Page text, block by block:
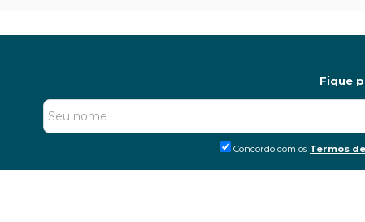
Fique
Concordo com os Termos